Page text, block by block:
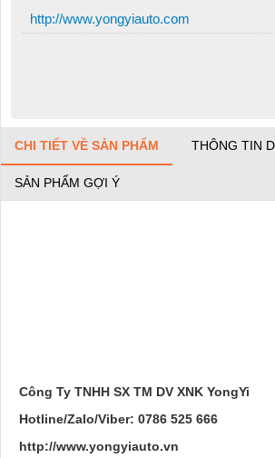
http://www.yongyiauto.com
CHI TIẾT VỀ SẢN PHẨM THÔNG TIN
SẢN PHẨM GỢI Ý
Công Ty TNHH SX TM DV XNK YongYi
Hotline/Zalo/Viber: 0786 525 666
http://www.yongyiauto.vn